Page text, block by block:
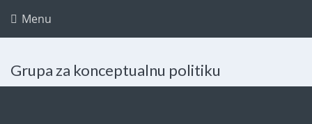
Menu
Grupa za konceptualnu politiku